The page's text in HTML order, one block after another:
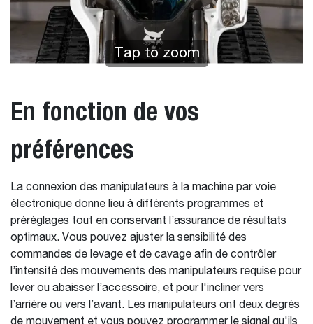
Tap to zoom
En fonction de vos
préférences
La connexion des manipulateurs à la machine par voie
électronique donne lieu à différents programmes et
préréglages tout en conservant l’assurance de résultats
optimaux. Vous pouvez ajuster la sensibilité des
commandes de levage et de cavage afin de contrôler
l’intensité des mouvements des manipulateurs requise pour
lever ou abaisser l’accessoire, et pour l'incliner vers
l’arrière ou vers l’avant. Les manipulateurs ont deux degrés